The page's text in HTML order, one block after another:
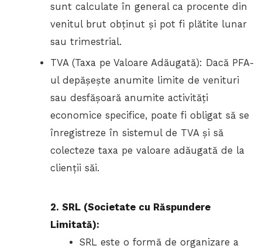
sunt calculate în general ca procente din
venitul brut obținut și pot fi plătite lunar
sau trimestrial.
TVA (Taxa pe Valoare Adăugată): Dacă PFA-
ul depășește anumite limite de venituri
sau desfășoară anumite activități
economice specifice, poate fi obligat să se
înregistreze în sistemul de TVA și să
colecteze taxa pe valoare adăugată de la
clienții săi.
2. SRL (Societate cu Răspundere
Limitată):
SRL este o formă de organizare a